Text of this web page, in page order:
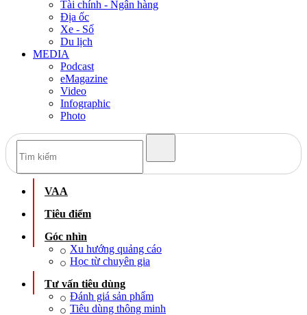
Tài chính - Ngân hàng
Địa ốc
Xe - Số
Du lịch
MEDIA
Podcast
eMagazine
Video
Infographic
Photo
VAA
Tiêu điểm
Góc nhìn
Xu hướng quảng cáo
Học từ chuyên gia
Tư vấn tiêu dùng
Đánh giá sản phẩm
Tiêu dùng thông minh